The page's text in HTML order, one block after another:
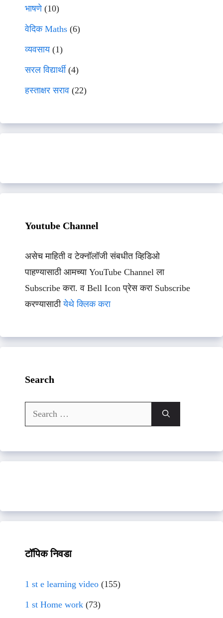
भाषणे(10)
वेदिक Maths (6)
व्यवसाय(1)
सरल विद्यार्थी(4)
हस्ताक्षर सराव (22)
Youtube Channel
असेच माहिती व टेक्नॉलॉजी संबधीत व्हिडिओ
पाहण्यासाठी आमच्या YouTube Channel ला
Subscribe करा. व Bell Icon प्रेस करा Subscribe
करण्यासाठीयेथे क्लिक करा
Search
Search
for:
टॉपिक निवडा
1 st e learning video (155)
1 st Home work (73)